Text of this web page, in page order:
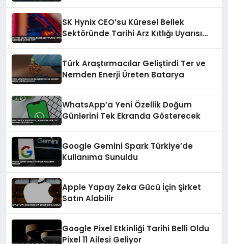
SK Hynix CEO’su Küresel Bellek
Sektöründe Tarihi Arz Kıtlığı Uyarısı
Türk Araştırmacılar Geliştirdi Ter ve
Nemden Enerji Üreten Batarya
WhatsApp’a Yeni Özellik Doğum
Günlerini Tek Ekranda Gösterecek
Google Gemini Spark Türkiye’de
Kullanıma Sunuldu
Apple Yapay Zeka Gücü İçin Şirket
Satın Alabilir
Google Pixel Etkinliği Tarihi Belli Oldu
Pixel 11 Ailesi Geliyor